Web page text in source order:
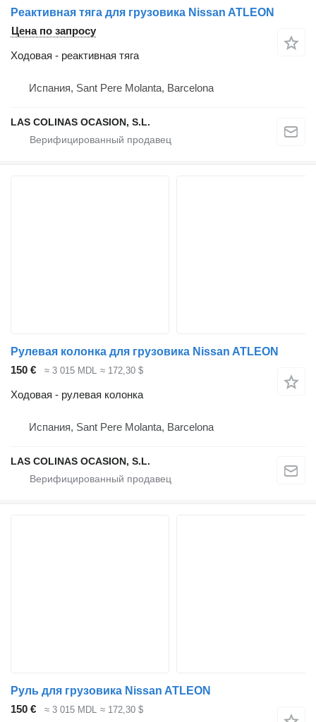
Реактивная тяга для грузовика Nissan ATLEON
Цена по запросу
Ходовая - реактивная тяга
Испания, Sant Pere Molanta, Barcelona
LAS COLINAS OCASION, S.L.
Рулевая колонка для грузовика Nissan ATLEON
150 €
≈ 3 015 MDL ≈ 172,30 $
Ходовая - рулевая колонка
Испания, Sant Pere Molanta, Barcelona
LAS COLINAS OCASION, S.L.
Руль для грузовика Nissan ATLEON
150 €
≈ 3 015 MDL ≈ 172,30 $